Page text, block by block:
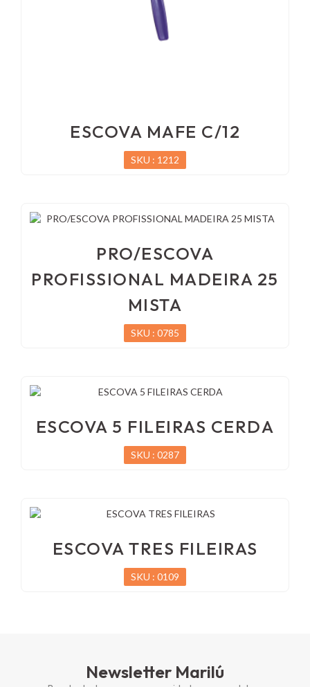
ESCOVA MAFE C/12
SKU : 1212
PRO/ESCOVA
PROFISSIONAL MADEIRA 25
MISTA
SKU : 0785
ESCOVA 5 FILEIRAS CERDA
SKU : 0287
ESCOVA TRES FILEIRAS
SKU : 0109
Newsletter Marilú